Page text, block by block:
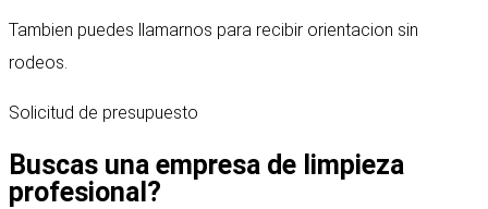
Tambien puedes llamarnos para recibir orientacion sin
rodeos.
Solicitud de presupuesto
Buscas una empresa de limpieza
profesional?